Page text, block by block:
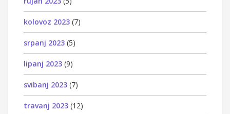
kolovoz 2023 (7)
srpanj 2023 (5)
lipanj 2023 (9)
svibanj 2023 (7)
travanj 2023 (12)